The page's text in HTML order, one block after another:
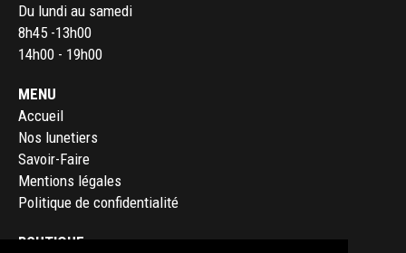
Du lundi au samedi
8h45 -13h00
14h00 - 19h00
MENU
Accueil
Nos lunetiers
Savoir-Faire
Mentions légales
Politique de confidentialité
BOUTIQUE